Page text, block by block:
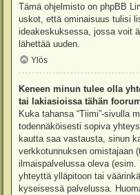
Tämä ohjelmisto on phpBB
uskot, että ominaisuus tulisi
ideakeskuksessa , jossa voit
lähettää uuden.
Ylös
Keneen minun tulee olla
tai lakiasioissa tähän
Kuka tahansa “Tiimi”-sivulla
todennäköisesti sopiva
kautta saa vastausta, sinun
verkkotunnuksen omistajaan
ilmaispalvelussa oleva
yhteyttä ylläpitoon tai
kyseisessä palvelussa.